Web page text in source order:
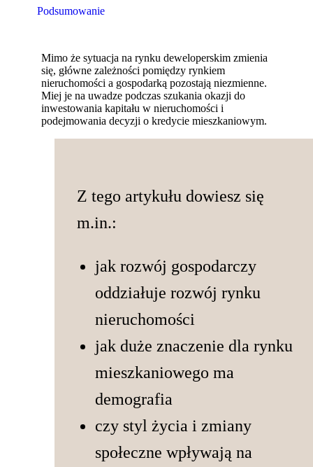
Podsumowanie
Mimo że sytuacja na rynku deweloperskim zmienia
się, główne zależności pomiędzy rynkiem
nieruchomości a gospodarką pozostają niezmienne.
Miej je na uwadze podczas szukania okazji do
inwestowania kapitału w nieruchomości i
podejmowania decyzji o kredycie mieszkaniowym.
Z tego artykułu dowiesz się
m.in.:
jak rozwój gospodarczy
oddziałuje rozwój rynku
nieruchomości
jak duże znaczenie dla rynku
mieszkaniowego ma
demografia
czy styl życia i zmiany
społeczne wpływają na